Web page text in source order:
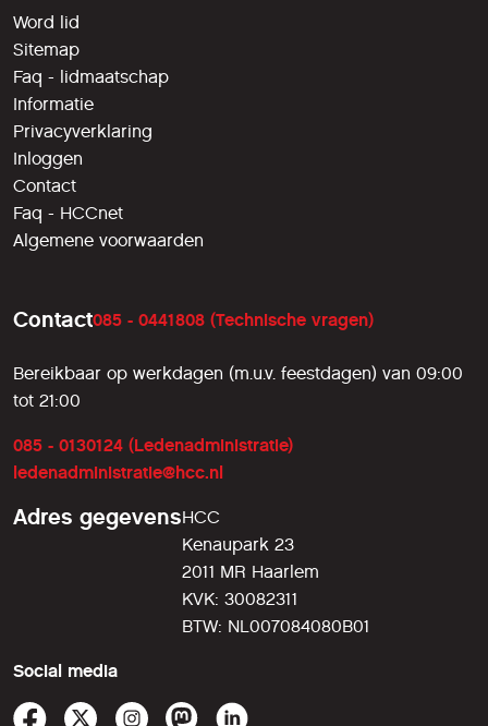
Word lid
Sitemap
Faq - lidmaatschap
Informatie
Privacyverklaring
Inloggen
Contact
Faq - HCCnet
Algemene voorwaarden
Contact085 - 0441808 (Technische vragen)
Bereikbaar op werkdagen (m.u.v. feestdagen) van 09:00
tot 21:00
085 - 0130124 (Ledenadministratie)
ledenadministratie@hcc.nl
Adres gegevensHCC
Kenaupark 23
2011 MR Haarlem
KVK: 30082311
BTW: NL007084080B01
Social media